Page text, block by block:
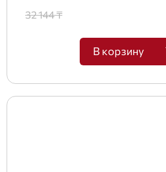
32 144 ₸
В корзину